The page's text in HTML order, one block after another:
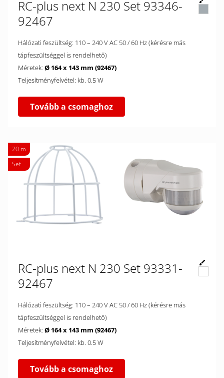
RC-plus next N 230 Set 93346-
92467
Hálózati feszültség: 110 – 240 V AC 50 / 60 Hz (kérésre más
tápfeszültséggel is rendelhető)
Méretek: Ø 164 x 143 mm (92467)
Teljesítményfelvétel: kb. 0.5 W
Tovább a csomaghoz
20 m
Set
RC-plus next N 230 Set 93331-
92467
Hálózati feszültség: 110 – 240 V AC 50 / 60 Hz (kérésre más
tápfeszültséggel is rendelhető)
Méretek: Ø 164 x 143 mm (92467)
Teljesítményfelvétel: kb. 0.5 W
Tovább a csomaghoz